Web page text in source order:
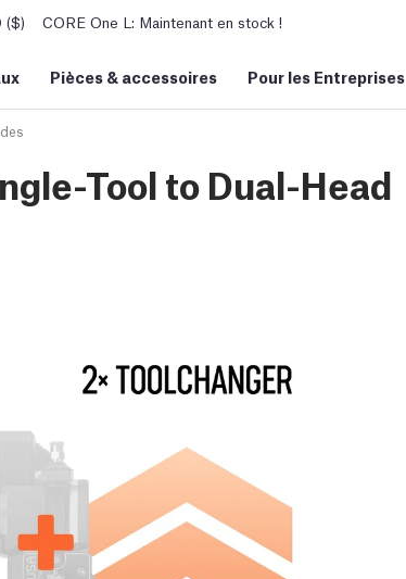
($) CORE One L: Maintenant en stock !
Pièces & accessoires Pour les Entreprises
Tool to Dual-Head